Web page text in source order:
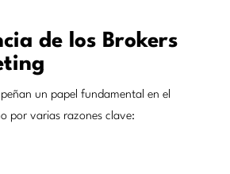
de los Brokers
un papel fundamental en el
por varias razones clave: